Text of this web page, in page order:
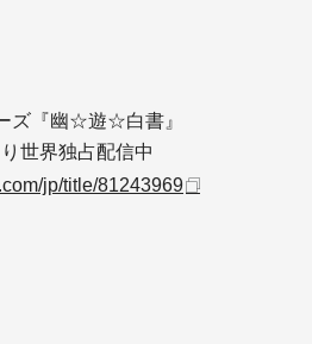
ズ『幽☆遊☆白書』
世界独占配信中
jp/title/81243969